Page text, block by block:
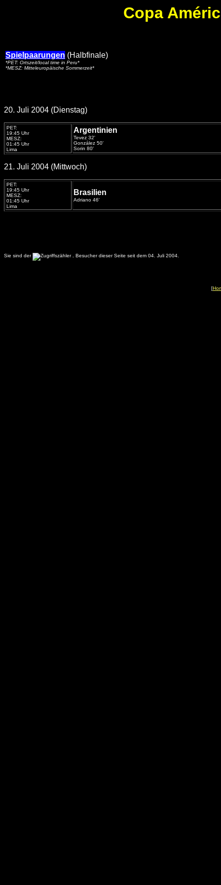
Copa
Spielpaarungen (Halbfinale)
*PET: Ortszeit/local time in Peru*
*MESZ: Mitteleuropäische Sommerzeit*
20. Juli 2004 (Dienstag)
PET:
19:45 Uhr
MESZ:
01:45 Uhr
Lima
Argentinien
Tevez 32'
González 50'
Sorin 80'
21. Juli 2004 (Mittwoch)
PET:
19:45 Uhr
MESZ:
01:45 Uhr
Lima
Brasilien
Adriano 46'
Sie sind der . Besucher dieser Seite seit dem 04. Juli 2004.
[